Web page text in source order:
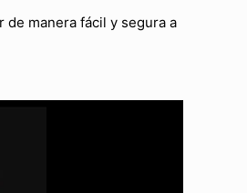
manera fácil y segura a